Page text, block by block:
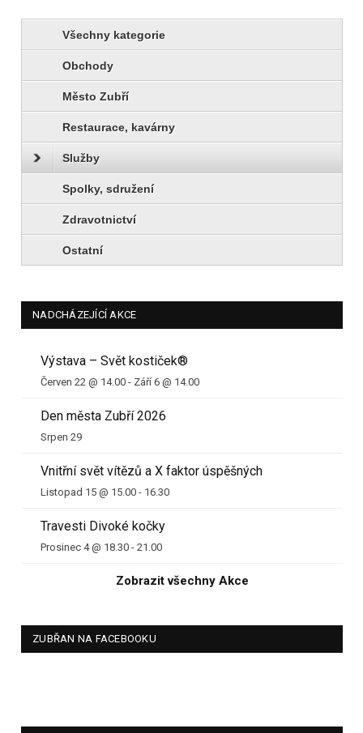
Všechny kategorie
Obchody
Město Zubří
Restaurace, kavárny
Služby
Spolky, sdružení
Zdravotnictví
Ostatní
NADCHÁZEJÍCÍ AKCE
Výstava – Svět kostiček®
Červen 22 @ 14.00 - Září 6 @ 14.00
Den města Zubří 2026
Srpen 29
Vnitřní svět vítězů a X faktor úspěšných
Listopad 15 @ 15.00 - 16.30
Travesti Divoké kočky
Prosinec 4 @ 18.30 - 21.00
Zobrazit všechny Akce
ZUBŘAN NA FACEBOOKU